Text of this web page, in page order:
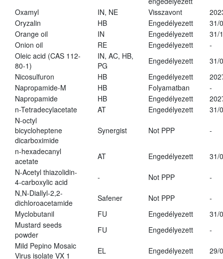
Oxamyl
IN, NE Visszavont
Oryzalin
HB Engedélyezett
31/
Orange oil
IN Engedélyezett
31/
Onion oil
RE Engedélyezett
-
Oleic acid (CAS 112-
80-1)
IN, AC, HB,
PG
Engedélyezett
31/
Nicosulfuron
HB Engedélyezett
Napropamide-M
HB Folyamatban
-
Napropamide
HB Engedélyezett
n-Tetradecylacetate
AT Engedélyezett
31/
N-octyl
bicycloheptene
dicarboximide
Synergist Not PPP -
n-hexadecanyl
acetate
AT Engedélyezett
31/
N-Acetyl thiazolidin-
4-carboxylic acid
- Not PPP
-
N,N-Diallyl-2,2-
dichloroacetamide
Safener Not PPP
-
Myclobutanil
FU Engedélyezett
31/
Mustard seeds
powder
FU Engedélyezett
-
Mild Pepino Mosaic
Virus isolate VX 1
EL Engedélyezett
29/